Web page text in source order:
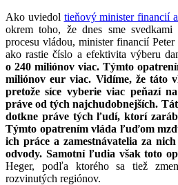
Ako uviedol tieňový minister financií
okrem toho, že dnes sme svedkami
procesu vládou, minister financií
ako rastie číslo a efektivita výberu
o 240 miliónov viac. Týmto
miliónov eur viac. Vidíme, že táto
pretože síce vyberie viac peňazí
práve od tých najchudobnejších.
dotkne práve tých ľudí, ktorí
Týmto opatrením vláda ľuďom
ich práce a zamestnávatelia za
odvody. Samotní ľudia však toto
Heger, podľa ktorého sa tiež
rozvinutých regiónov.